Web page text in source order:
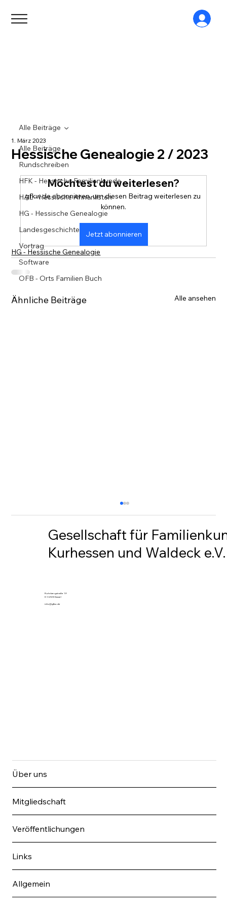
Alle Beiträge
Rundschreiben
HFK - Hessische Familienkunde
HAL - Hessische Ahnenlisten
HG - Hessische Genealogie
Landesgeschichte
Vortrag
Software
OFB - Orts Familien Buch
Alle Beiträge
Hessische Genealogie 2 / 2023
1. März 2023
Möchtest du weiterlesen?
gfkw.de abonnieren, um diesen Beitrag weiterlesen zu
können.
Jetzt abonnieren
HG - Hessische Genealogie
Ähnliche Beiträge Alle ansehen
Hessische Genealogie 3 / 2025
Gesellschaft für
Kurhessen und Waldeck e.V.
Rohrbergstraße 19
D-34128 Kassel
info@gfkw.de
Über uns
Mitgliedschaft
Veröffentlichungen
Links
Allgemein